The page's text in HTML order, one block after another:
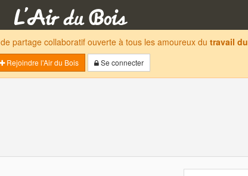
de partage collaboratif ouverte à tous les amoureux du travail
Rejoindre l'Air du Bois
Se connecter